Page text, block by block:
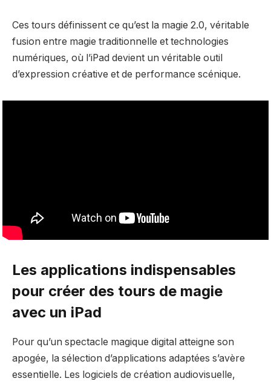
Ces tours définissent ce qu’est la magie 2.0, véritable
fusion entre magie traditionnelle et technologies
numériques, où l’iPad devient un véritable outil
d’expression créative et de performance scénique.
Les applications indispensables
pour créer des tours de magie
avec un iPad
Pour qu’un spectacle magique digital atteigne son
apogée, la sélection d’applications adaptées s’avère
essentielle. Les logiciels de création audiovisuelle,